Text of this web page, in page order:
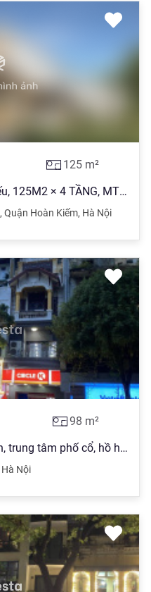
125 m²
Bán Nhà Mặt Phố Hàng Chiếu, 125M2 × 4 TẦNG, MT 6M, 78.5 TỶ
, Quận Hoàn Kiếm, Hà Nội
98 m²
Bán nhà mặt phố Đồng Xuân, trung tâm phố cổ, hồ hoàn kiếm, 6 tầng đẹp, DT 98m2, 50 tỷ, 0903 280 ***
Hà Nội